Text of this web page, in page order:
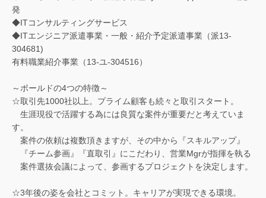
発
◆ITコンサルティングサービス
◆ITエンジニア派遣事業・一般・紹介予定派遣事業（派13-
304681)
有料職業紹介事業（13-ユ-304516）
～ボールドの4つの特徴～
☆取引先1000社以上。プライム顧客も続々と取引スタート。
生涯現役で活躍する為には良質な案件が重要だと考えていま
す。
案件の依頼は複数頂きますが、その中から『スキルアップ』
『チーム参画』『直取引』にこだわり、営業Mgrが指揮を執る
案件選抜会議によって、参画するプロジェクトを決定します。
☆3年後の姿を会社とコミット。キャリアが実現できる環境。